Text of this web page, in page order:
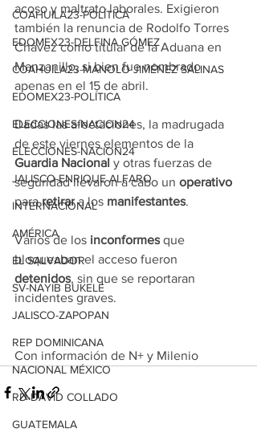
COAHUILA23-POLÍTICA
EDOMEX23-DELFINA GÓMEZ
COAHUILA23-MANOLO JIMÉNEZ SALINAS
EDOMEX23-POLÍTICA
ELECCIONES-NACION24
ELECCIONES-NACION24
JALISCO-ENRIQUE ALFARO
INTERNACIONAL
AMÉRICA
EL SALVADOR
SV-NAYIB BUKELE
JALISCO-ZAPOPAN
REP DOMINICANA
NACIONAL MÉXICO
RD-DAVID COLLADO
GUATEMALA
acoso y maltrato laborales. Exigieron
también la renuncia de Rodolfo Torres
Chávez como titular de la Aduana en
Manzanillo, si bien fue nombrado
apenas en el 15 de abril.
Dadas las afectaciones, la madrugada
de este viernes elementos de la
Guardia Nacional y otras fuerzas de
seguridad llevaron a cabo un operativo
para retirar a los manifestantes.
Varios de los inconformes que
bloqueaban el acceso fueron
detenidos, sin que se reportaran
incidentes graves.
Con información de N+ y Milenio